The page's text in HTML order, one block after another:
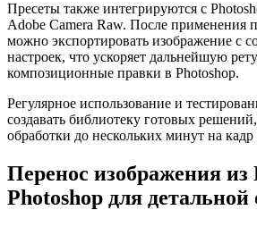
Пресеты также интегрируются с
Adobe Camera Raw. После применения
можно экспортировать изображение с
настроек, что ускоряет дальнейшую
композиционные правки в Photoshop.
Регулярное использование и
создавать библиотеку готовых
обработки до нескольких минут на кадр
Перенос изображения
Photoshop для детальной